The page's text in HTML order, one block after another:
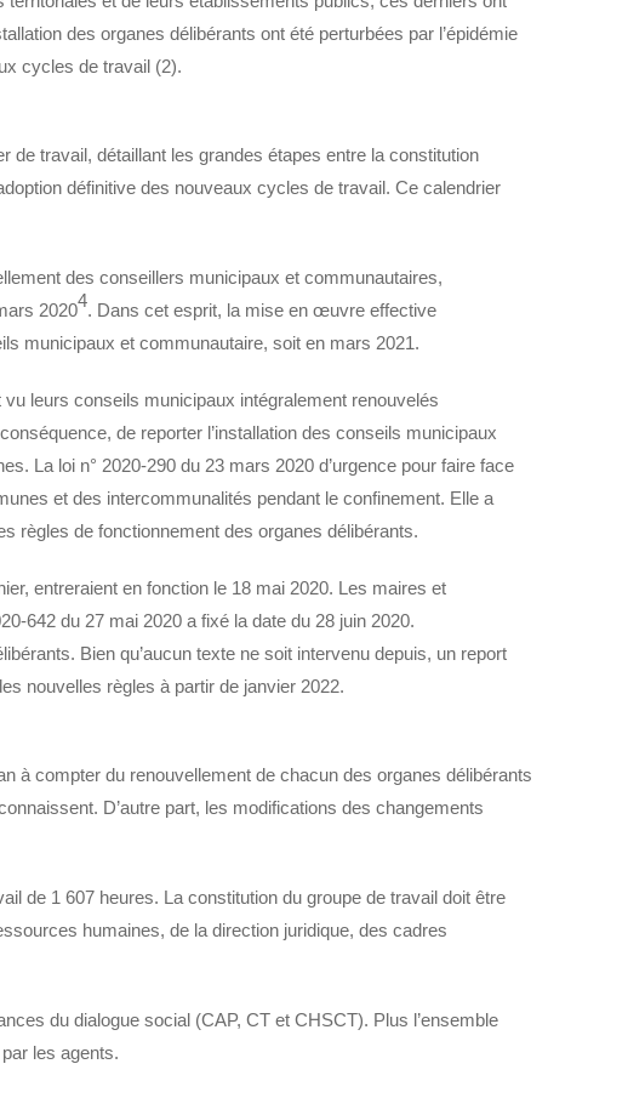
des organes délibérants ont été perturbées par l’épidémie
cycles de travail (2).
de travail, détaillant les grandes étapes entre la constitution
définitive des nouveaux cycles de travail. Ce calendrier
des conseillers municipaux et communautaires,
20204. Dans cet esprit, la mise en œuvre effective
municipaux et communautaire, soit en mars 2021.
leurs conseils municipaux intégralement renouvelés
de reporter l’installation des conseils municipaux
La loi n° 2020-290 du 23 mars 2020 d’urgence pour faire face
et des intercommunalités pendant le confinement. Elle a
règles de fonctionnement des organes délibérants.
entreraient en fonction le 18 mai 2020. Les maires et
642 du 27 mai 2020 a fixé la date du 28 juin 2020.
Bien qu’aucun texte ne soit intervenu depuis, un report
nouvelles règles à partir de janvier 2022.
à compter du renouvellement de chacun des organes délibérants
D’autre part, les modifications des changements
de 1 607 heures. La constitution du groupe de travail doit être
humaines, de la direction juridique, des cadres
du dialogue social (CAP, CT et CHSCT). Plus l’ensemble
les agents.